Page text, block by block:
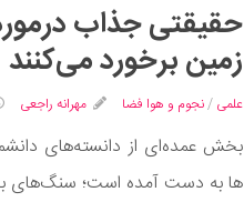
حقیقتی جذاب
زمین برخورد می‌کنند
علمی /نجوم و هوا فضا مهرانه راجعی
بخش عمده‌ای از دانسته‌های
ها به دست آمده است؛ سنگ‌های